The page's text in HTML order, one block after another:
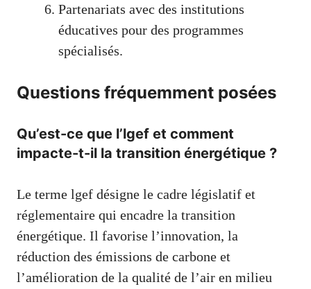
Partenariats avec des institutions
éducatives pour des programmes
spécialisés.
Questions fréquemment posées
Qu’est-ce que l’lgef et comment
impacte-t-il la transition énergétique ?
Le terme lgef désigne le cadre législatif et
réglementaire qui encadre la transition
énergétique. Il favorise l’innovation, la
réduction des émissions de carbone et
l’amélioration de la qualité de l’air en milieu